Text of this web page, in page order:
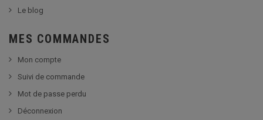
Le blog
MES COMMANDES
Mon compte
Suivi de commande
Mot de passe perdu
Déconnexion